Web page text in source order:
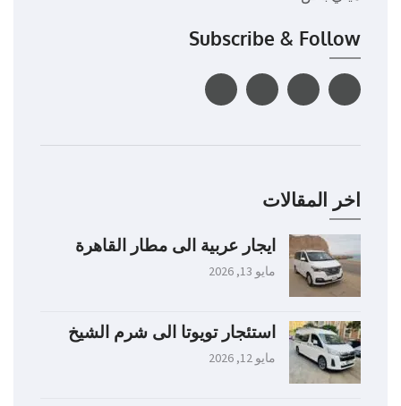
Subscribe & Follow
اخر المقالات
ايجار عربية الى مطار القاهرة
مايو 13, 2026
استئجار تويوتا الى شرم الشيخ
مايو 12, 2026